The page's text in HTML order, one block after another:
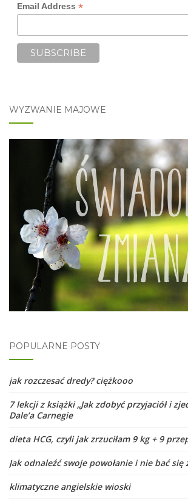
Email Address *
WYZWANIE MAJOWE
POPULARNE POSTY
jak rozczesać dredy? ciężkooo
7 lekcji z książki „Jak zdobyć przyjaciół i
Dale’a Carnegie
dieta HCG, czyli jak zrzuciłam 9 kg + 9
Jak odnaleźć swoje powołanie i nie bać się
klimatyczne angielskie wioski